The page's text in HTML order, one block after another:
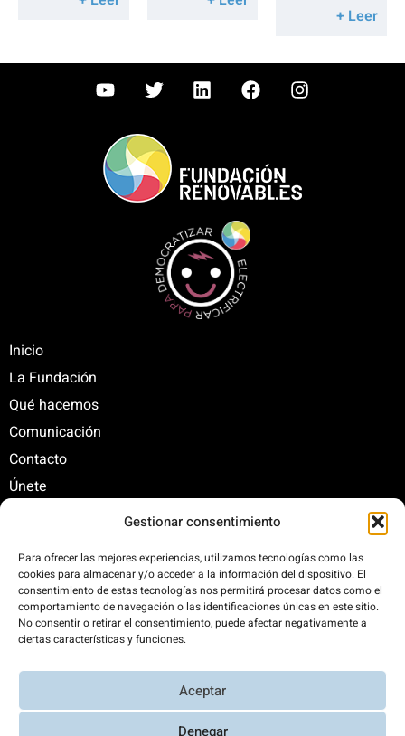
Gestionar consentimiento
Para ofrecer las mejores experiencias, utilizamos tecnologías como las
cookies para almacenar y/o acceder a la información del dispositivo. El
consentimiento de estas tecnologías nos permitirá procesar datos como el
comportamiento de navegación o las identificaciones únicas en este sitio.
No consentir o retirar el consentimiento, puede afectar negativamente a
ciertas características y funciones.
Aceptar
Denegar
+ Leer
Inicio
La Fundación
Qué hacemos
Comunicación
Contacto
Únete
C/ Santa Engracia, 108. 5º Interior. Izda. 28003
+34 625 47 42 11
fundacion@fundacionrenovables.org
comunicacion@fundacionrenovables.org
Compensamos la huella de carbono en un
300%. Web 100% impulsada por energías
renovables.